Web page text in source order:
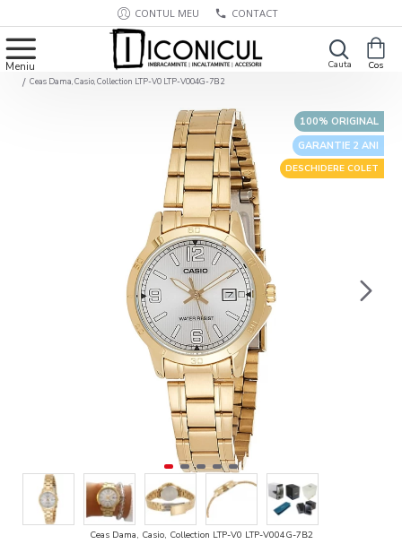
CONTUL MEU CONTACT
Ceas Dama, Casio, Collection LTP-V0 LTP-V004G-7B2
GARANTIE 2 ANI
100% ORIGINAL
DESCHIDERE COLET
Ceas Dama, Casio, Collection LTP-V0 LTP-V004G-7B2